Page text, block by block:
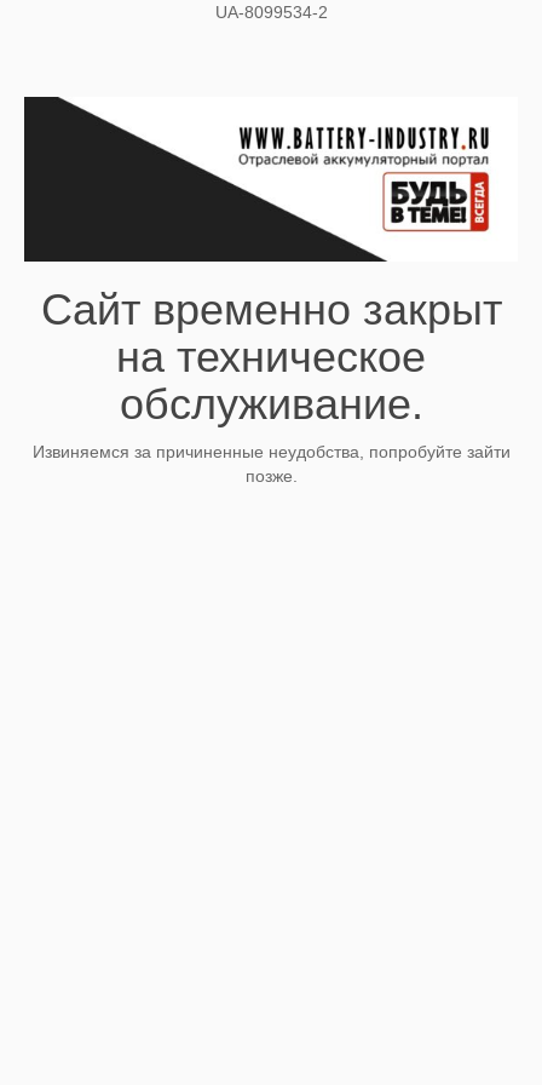
UA-8099534-2
Сайт временно закрыт
на техническое
обслуживание.
Извиняемся за причиненные неудобства, попробуйте зайти
позже.